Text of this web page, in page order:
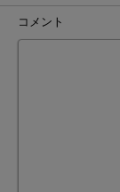
コメント